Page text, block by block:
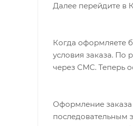
Далее перейдите в
Когда оформляете
условия заказа. По
через СМС. Теперь
Оформление
последовательным